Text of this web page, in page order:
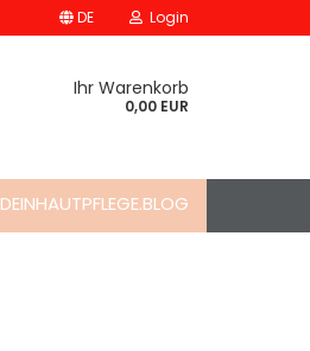
DE Login
Ihr Warenkorb
0,00 EUR
DEINHAUTPFLEGE.BLOG